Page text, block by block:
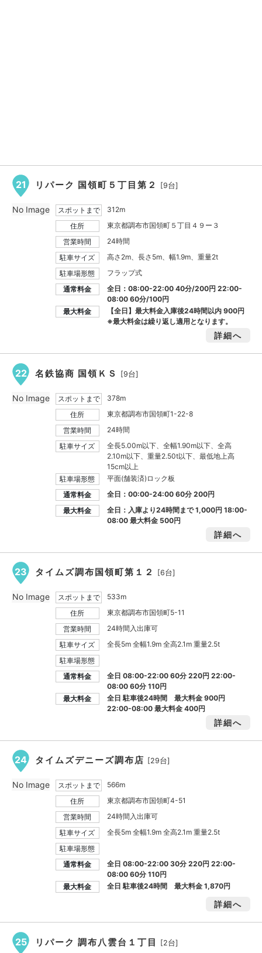
21 リパーク 国領町５丁目第２ [9台]
スポットまで
312m
住所
東京都調布市国領町５丁目４９ー３
営業時間
24時間
駐車サイズ
高さ2m、長さ5m、幅1.9m、重量2t
駐車場形態
フラップ式
通常料金
全日：08:00-22:00 40分/200円 22:00-
08:00 60分/100円
最大料金
【全日】最大料金入庫後24時間以内900円
※最大料金は繰り返し適用となります。
詳細へ
No Image
22 名鉄協商 国領ＫＳ [9台]
スポットまで
378m
住所
東京都調布市国領町1-22-8
営業時間
24時間
駐車サイズ
全長5.00m以下、全幅1.90m以下、全高
2.10m以下、重量2.50t以下、最低地上高
15cm以上
駐車場形態
平面(舗装済)ロック板
通常料金
全日：00:00-24:00 60分 200円
最大料金
全日：入庫より24時間まで1,000円18:00-
08:00 最大料金 500円
詳細へ
No Image
23 タイムズ調布国領町第１２ [6台]
スポットまで
533m
住所
東京都調布市国領町5-11
営業時間
24時間入出庫可
駐車サイズ
全長5m 全幅1.9m 全高2.1m 重量2.5t
駐車場形態
通常料金
全日 08:00-22:00 60分 220円 22:00-
08:00 60分 110円
最大料金
全日 駐車後24時間 最大料金900円
22:00-08:00 最大料金400円
詳細へ
No Image
24 タイムズデニーズ調布店 [29台]
スポットまで
566m
住所
東京都調布市国領町4-51
営業時間
24時間入出庫可
駐車サイズ
全長5m 全幅1.9m 全高2.1m 重量2.5t
駐車場形態
通常料金
全日 08:00-22:00 30分 220円 22:00-
08:00 60分 110円
最大料金
全日 駐車後24時間 最大料金1,870円
詳細へ
No Image
25 リパーク 調布八雲台１丁目 [2台]